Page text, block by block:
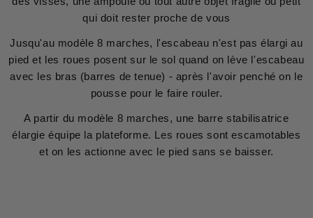
qui doit rester proche de vous
Jusqu'au modèle 8 marches, l'escabeau n'est pas élargi au
pied et les roues posent sur le sol quand on lève l'escabeau
avec les bras (barres de tenue) - après l'avoir penché on le
pousse pour le faire rouler.
A partir du modèle 8 marches, une barre stabilisatrice
élargie équipe la plateforme. Les roues sont escamotables
et on les actionne avec le pied sans se baisser.